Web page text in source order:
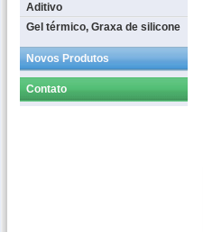
Aditivo
Gel térmico, Graxa de silicone
Novos Produtos
Contato